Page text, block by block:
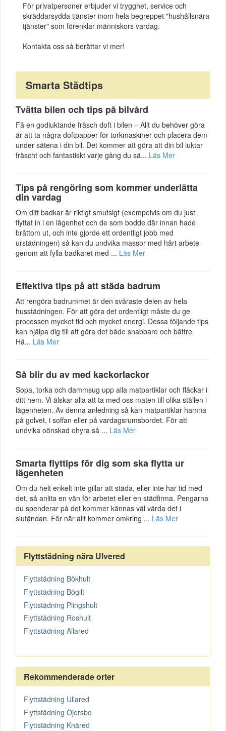
För privatpersoner erbjuder vi trygghet, service och
skräddarsydda tjänster inom hela begreppet "hushållsnära
tjänster" som förenklar människors vardag.
Kontakta oss så berättar vi mer!
Smarta Städtips
Tvätta bilen och tips på bilvård
Få en godluktande fräsch doft i bilen – Allt du behöver göra
är att ta några doftpapper för torkmaskiner och placera dem
under sätena i din bil. Det kommer att göra att din bil luktar
fräscht och fantastiskt varje gång du sä... Läs Mer
Tips på rengöring som kommer underlätta
din vardag
Om ditt badkar är riktigt smutsigt (exempelvis om du just
flyttat in i en lägenhet och de som bodde där innan hade
bråttom ut, och inte gjorde ett ordentligt jobb med
urstädningen) så kan du undvika massor med hårt arbete
genom att fylla badkaret med ... Läs Mer
Effektiva tips på att städa badrum
Att rengöra badrummet är den svåraste delen av hela
husstädningen. För att göra det ordentligt måste du ge
processen mycket tid och mycket energi. Dessa följande tips
kan hjälpa dig till att göra det både snabbare och bättre.
Hä... Läs Mer
Så blir du av med kackorlackor
Sopa, torka och dammsug upp alla matpartiklar och fläckar i
ditt hem. Vi älskar alla att ta med oss maten till olika ställen i
lägenheten. Av denna anledning så kan matpartiklar hamna
på golvet, i soffan eller på vardagsrumsbordet. För att
undvika oönskad ohyra så ... Läs Mer
Smarta flyttips för dig som ska flytta ur
lägenheten
Om du helt enkelt inte gillar att städa, eller inte har tid med
det, så anlita en vän för arbetet eller en städfirma. Pengarna
du spenderar på det kommer kännas väl värda det i
slutändan. För när allt kommer omkring ... Läs Mer
Flyttstädning nära Ulvered
Flyttstädning Bökhult
Flyttstädning Bögilt
Flyttstädning Plingshult
Flyttstädning Roshult
Flyttstädning Allared
Rekommenderade orter
Flyttstädning Ullared
Flyttstädning Öjersbo
Flyttstädning Knäred